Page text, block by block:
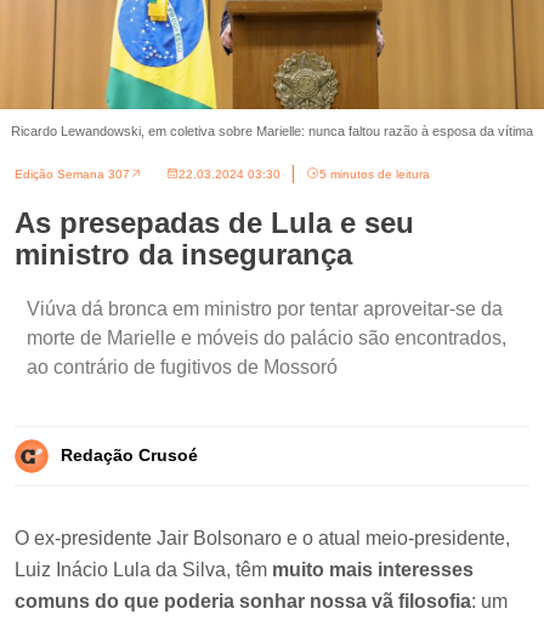
Ricardo Lewandowski, em coletiva sobre Marielle: nunca faltou razão à esposa da vítima
Edição Semana 307 22.03.2024 03:30 5 minutos de leitura
As presepadas de Lula e seu
ministro da insegurança
Viúva dá bronca em ministro por tentar aproveitar-se da
morte de Marielle e móveis do palácio são encontrados,
ao contrário de fugitivos de Mossoró
Redação Crusoé
O ex-presidente Jair Bolsonaro e o atual meio-presidente,
Luiz Inácio Lula da Silva, têm muito mais interesses
comuns do que poderia sonhar nossa vã filosofia: um